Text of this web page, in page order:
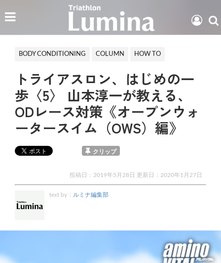
BODY CONDITIONING COLUMN HOW TO
トライアスロン、はじめの一
歩〈5〉 山本淳一が教える、
ODレース対策《オープンウォ
ータースイム（OWS）編》
クリップ
投稿日：2019年5月28日 更新日： 2020年1月27日
text by： ルミナ編集部